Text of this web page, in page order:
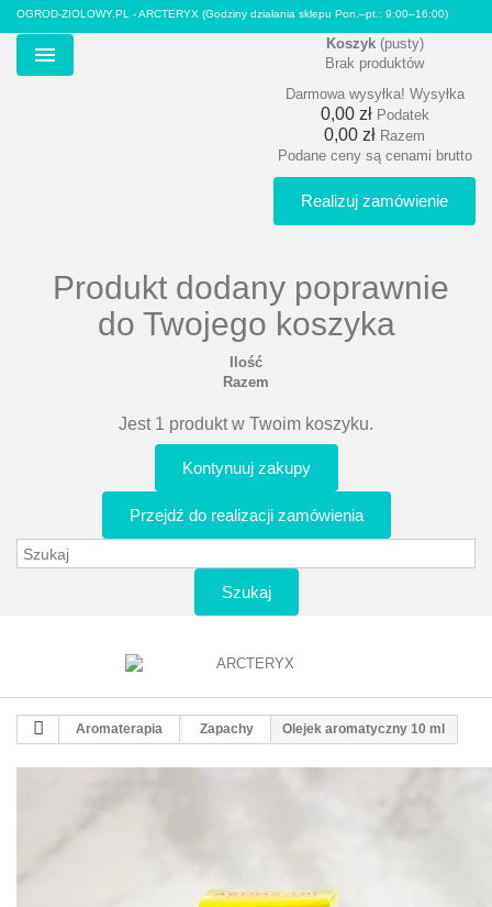
OGROD-ZIOLOWY.PL - ARCTERYX (Godziny działania sklepu Pon.–pt.: 9:00–16:00)
Menu
Koszyk (pusty)
Brak produktów
Darmowa wysyłka! Wysyłka
0,00 zł Podatek
0,00 zł Razem
Podane ceny są cenami brutto
Realizuj zamówienie
Produkt dodany poprawnie
do Twojego koszyka
Ilość
Razem
Jest 1 produkt w Twoim koszyku.
Kontynuuj zakupy
Przejdź do realizacji zamówienia
Szukaj
Aromaterapia Zapachy Olejek aromatyczny 10 ml